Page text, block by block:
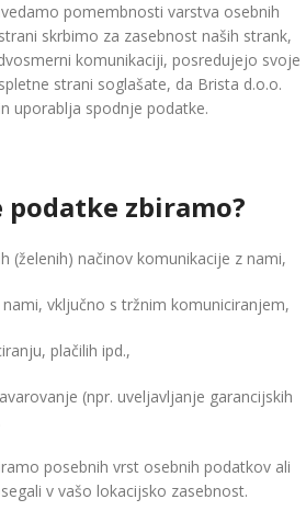
pomembnosti varstva osebnih
skrbimo za zasebnost naših strank,
komunikaciji, posredujejo svoje
strani soglašate, da Brista d.o.o.
uporablja spodnje podatke.
podatke zbiramo?
(želenih) načinov komunikacije z nami,
vključno s tržnim komuniciranjem,
plačilih ipd.,
(npr. uveljavljanje garancijskih
posebnih vrst osebnih podatkov ali
v vašo lokacijsko zasebnost.